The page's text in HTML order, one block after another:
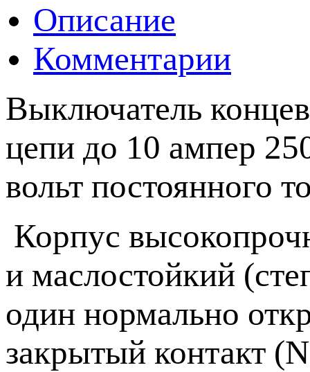
Описание
Комментарии
Выключатель
цепи до 10 ампер
вольт постоянного
Корпус
и маслостойкий
один нормально
закрытый контакт